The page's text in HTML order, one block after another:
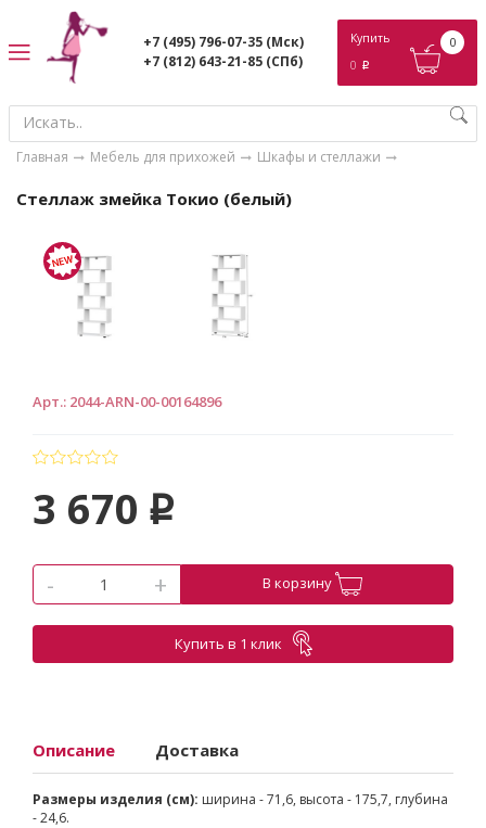
+7 (495) 796-07-35 (Мск)
+7 (812) 643-21-85 (СПб)
Купить
0 p
0
Главная Мебель для прихожей Шкафы и стеллажи
Стеллаж змейка Токио (белый)
Арт.: 2044-ARN-00-00164896
3 670 p
- + В корзину
Купить в 1 клик
Описание Доставка
Размеры изделия (см): ширина - 71,6, высота - 175,7, глубина
- 24,6.